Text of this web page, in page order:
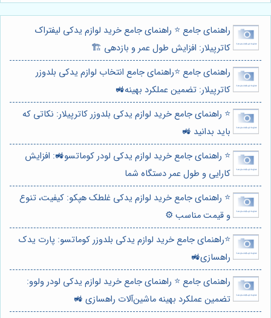
راهنمای جامع ⭐️ راهنمای جامع خرید لوازم یدکی لیفتراک
کاترپیلار: افزایش طول عمر و بازدهی 🏗️
راهنمای جامع ⭐️راهنمای جامع انتخاب لوازم یدکی بلدوزر
کاترپیلار: تضمین عملکرد بهینه🚜
⭐️ راهنمای جامع خرید لوازم یدکی بلدوزر کاترپیلار: نکاتی که
باید بدانید 🚜
⭐️ راهنمای جامع خرید لوازم یدکی لودر کوماتسو🚜: افزایش
کارایی و طول عمر دستگاه شما
⭐️ راهنمای جامع خرید لوازم یدکی غلطک هپکو: کیفیت، تنوع
و قیمت مناسب ⚙️
⭐️راهنمای جامع خرید لوازم یدکی بلدوزر کوماتسو: پارت یدک
راهسازی🚜
راهنمای جامع ⭐️ راهنمای جامع خرید لوازم یدکی لودر ولوو:
تضمین عملکرد بهینه ماشین‌آلات راهسازی 🚜